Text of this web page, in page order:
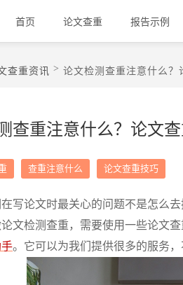
首页 论文查重 报告示例
查重资讯 > 论文检测查重注意什么？
查重注意什么？论文查
查重注意什么 论文查重技巧
写论文时最关心的问题不是怎么
文检测查重，需要使用一些论文
。它可以为我们提供很多的服务